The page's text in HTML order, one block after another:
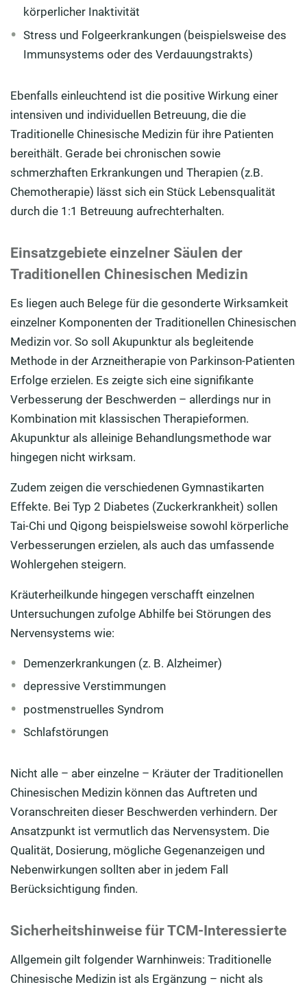
körperlicher Inaktivität
Stress und Folgeerkrankungen (beispielsweise des
Immunsystems oder des Verdauungstrakts)
Ebenfalls einleuchtend ist die positive Wirkung einer
intensiven und individuellen Betreuung, die die
Traditionelle Chinesische Medizin für ihre Patienten
bereithält. Gerade bei chronischen sowie
schmerzhaften Erkrankungen und Therapien (z.B.
Chemotherapie) lässt sich ein Stück Lebensqualität
durch die 1:1 Betreuung aufrechterhalten.
Einsatzgebiete einzelner Säulen der
Traditionellen Chinesischen Medizin
Es liegen auch Belege für die gesonderte Wirksamkeit
einzelner Komponenten der Traditionellen Chinesischen
Medizin vor. So soll Akupunktur als begleitende
Methode in der Arzneitherapie von Parkinson-Patienten
Erfolge erzielen. Es zeigte sich eine signifikante
Verbesserung der Beschwerden – allerdings nur in
Kombination mit klassischen Therapieformen.
Akupunktur als alleinige Behandlungsmethode war
hingegen nicht wirksam.
Zudem zeigen die verschiedenen Gymnastikarten
Effekte. Bei Typ 2 Diabetes (Zuckerkrankheit) sollen
Tai-Chi und Qigong beispielsweise sowohl körperliche
Verbesserungen erzielen, als auch das umfassende
Wohlergehen steigern.
Kräuterheilkunde hingegen verschafft einzelnen
Untersuchungen zufolge Abhilfe bei Störungen des
Nervensystems wie:
Demenzerkrankungen (z. B. Alzheimer)
depressive Verstimmungen
postmenstruelles Syndrom
Schlafstörungen
Nicht alle – aber einzelne – Kräuter der Traditionellen
Chinesischen Medizin können das Auftreten und
Voranschreiten dieser Beschwerden verhindern. Der
Ansatzpunkt ist vermutlich das Nervensystem. Die
Qualität, Dosierung, mögliche Gegenanzeigen und
Nebenwirkungen sollten aber in jedem Fall
Berücksichtigung finden.
Sicherheitshinweise für TCM-Interessierte
Allgemein gilt folgender Warnhinweis: Traditionelle
Chinesische Medizin ist als Ergänzung – nicht als